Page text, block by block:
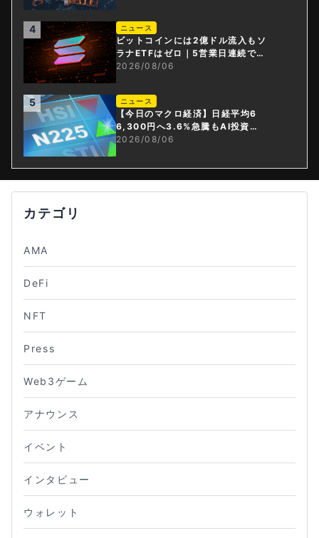
4 ニュース
ビットコインには2億ドル流入もソ
ラナETFはゼロ｜5営業日連続で停
止
2026/08/06
5 ニュース
【今日のマクロ経済】日経平均6
6,300円へ3.6%急騰もAI投資回
収懸念が再燃
2026/08/06
カテゴリ
AMA
DeFi
NFT
Press
Web3ゲーム
アナウンス
イベント
インタビュー
ウォレット